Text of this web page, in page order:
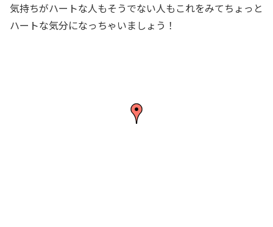
気持ちがハートな人もそうでない人もこれをみてちょっと
ハートな気分になっちゃいましょう！